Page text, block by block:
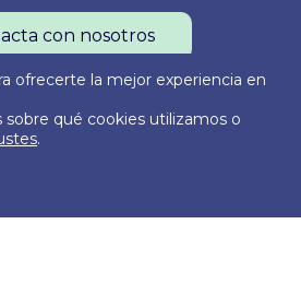
con nosotros
Política de Cookies
ofrecerte la mejor experiencia en
sobre qué cookies utilizamos o
.